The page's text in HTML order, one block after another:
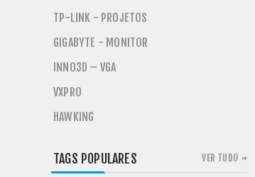
TP-LINK - PROJETOS
GIGABYTE - MONITOR
INNO3D – VGA
VXPRO
HAWKING
TAGS POPULARES VER TUDO